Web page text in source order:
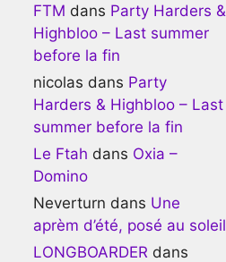
FTM dans Party Harders &
Highbloo – Last summer
before la fin
nicolas dans Party
Harders & Highbloo – Last
summer before la fin
Le Ftah dans Oxia –
Domino
Neverturn dans Une
aprèm d’été, posé au soleil
LONGBOARDER dans